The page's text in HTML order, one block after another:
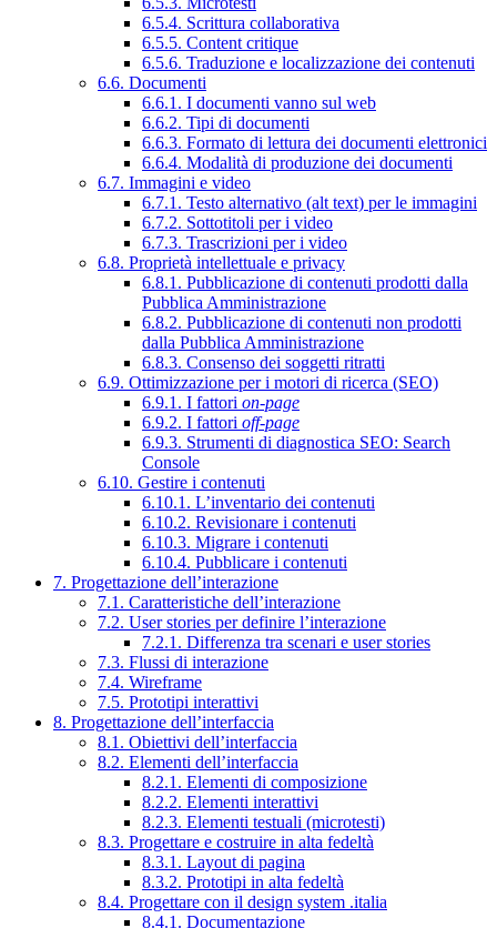
6.5.4. Scrittura collaborativa
6.5.5. Content critique
6.5.6. Traduzione e localizzazione dei contenuti
6.6. Documenti
6.6.1. I documenti vanno sul web
6.6.2. Tipi di documenti
6.6.3. Formato di lettura dei documenti elettronici
6.6.4. Modalità di produzione dei documenti
6.7. Immagini e video
6.7.1. Testo alternativo (alt text) per le immagini
6.7.2. Sottotitoli per i video
6.7.3. Trascrizioni per i video
6.8. Proprietà intellettuale e privacy
6.8.1. Pubblicazione di contenuti prodotti dalla
Pubblica Amministrazione
6.8.2. Pubblicazione di contenuti non prodotti
dalla Pubblica Amministrazione
6.8.3. Consenso dei soggetti ritratti
6.9. Ottimizzazione per i motori di ricerca (SEO)
6.9.1. I fattori on-page
6.9.2. I fattori off-page
6.9.3. Strumenti di diagnostica SEO: Search
Console
6.10. Gestire i contenuti
6.10.1. L’inventario dei contenuti
6.10.2. Revisionare i contenuti
6.10.3. Migrare i contenuti
6.10.4. Pubblicare i contenuti
7. Progettazione dell’interazione
7.1. Caratteristiche dell’interazione
7.2. User stories per definire l’interazione
7.2.1. Differenza tra scenari e user stories
7.3. Flussi di interazione
7.4. Wireframe
7.5. Prototipi interattivi
8. Progettazione dell’interfaccia
8.1. Obiettivi dell’interfaccia
8.2. Elementi dell’interfaccia
8.2.1. Elementi di composizione
8.2.2. Elementi interattivi
8.2.3. Elementi testuali (microtesti)
8.3. Progettare e costruire in alta fedeltà
8.3.1. Layout di pagina
8.3.2. Prototipi in alta fedeltà
8.4. Progettare con il design system .italia
8.4.1. Documentazione